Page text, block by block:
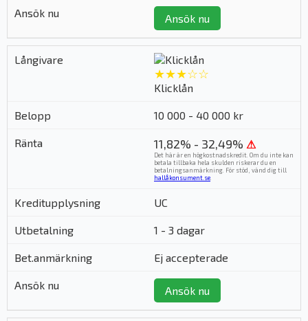
Ansök nu
★★★☆☆
Klicklån
10 000 - 40 000 kr
11,82% - 32,49% ⚠
Det här är en högkostnadskredit. Om du inte kan
betala tillbaka hela skulden riskerar du en
betalningsanmärkning. För stöd, vänd dig till
hallåkonsument.se
UC
1 - 3 dagar
Ej accepterade
Ansök nu